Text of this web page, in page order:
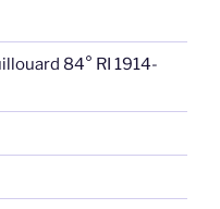
84° RI 1914-